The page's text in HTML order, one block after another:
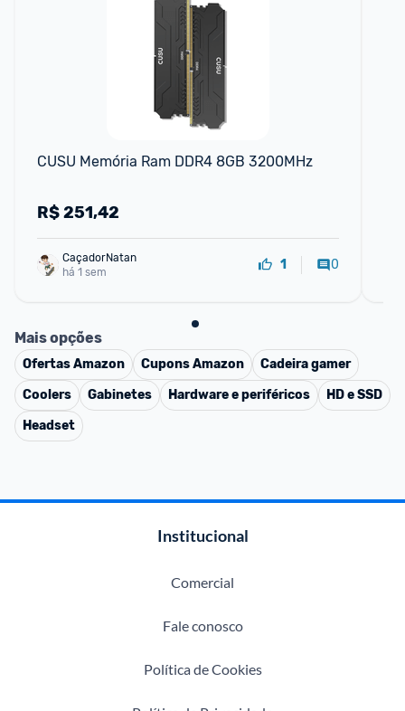
CUSU Memória Ram DDR4 8GB 3200MHz
R$251,42
CaçadorNatan
há 1 sem
1 0
Mais opções
OfertasAmazon CuponsAmazon
Cadeira gamer
Coolers
Gabinetes Hardware e periféricos
HD e SSD
Headset
Institucional
Comercial
Fale conosco
Política de Cookies